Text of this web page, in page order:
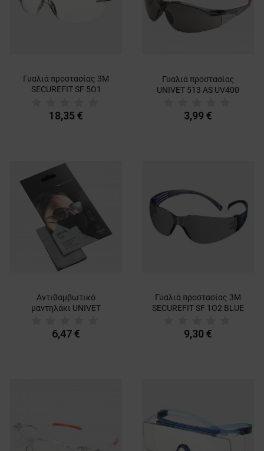
Γυαλιά προστασίας 3M
SECUREFIT SF 5О1
18,35 €
Γυαλιά προστασίας
UNIVET 513 AS UV400
3,99 €
Αντιθαμβωτικό
μαντηλάκι UNIVET
6,47 €
Γυαλιά προστασίας 3M
SECUREFIT SF 1О2 BLUE
9,30 €